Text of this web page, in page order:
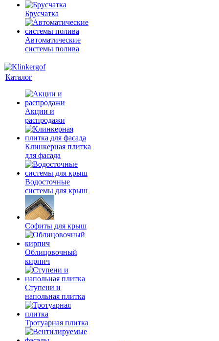
Брусчатка
Автоматические
системы полива
Каталог
Акции и
распродажи
Клинкерная плитка
для фасада
Водосточные
системы для крыш
Софиты для крыш
Облицовочный
кирпич
Ступени и
напольная плитка
Тротуарная плитка